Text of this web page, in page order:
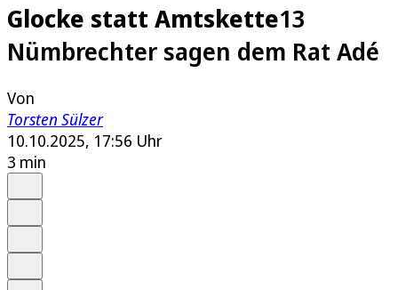
Glocke statt Amtskette13
Nümbrechter sagen dem Rat Adé
Von
Torsten Sülzer
10.10.2025, 17:56 Uhr
3 min